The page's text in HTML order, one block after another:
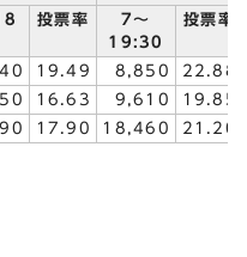
投票率
7～
19:30
投票率
19.49 8,850
22.88
16.63 9,610
19.85
17.90 18,460 21.20